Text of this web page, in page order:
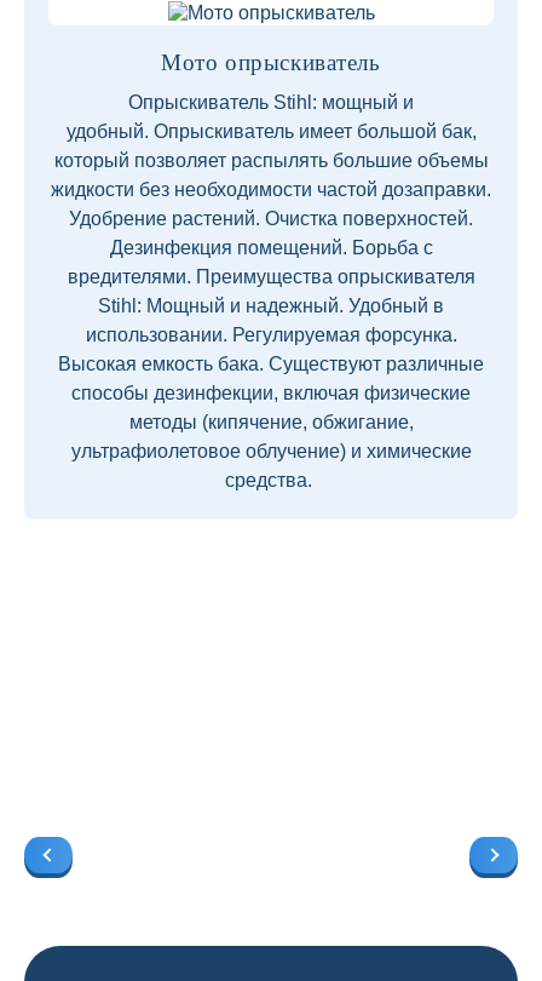
Мото опрыскиватель
Опрыскиватель Stihl: мощный и
удобный. Опрыскиватель имеет большой бак,
который позволяет распылять большие объемы
жидкости без необходимости частой дозаправки.
Удобрение растений. Очистка поверхностей.
Дезинфекция помещений. Борьба с
вредителями. Преимущества опрыскивателя
Stihl: Мощный и надежный. Удобный в
использовании. Регулируемая форсунка.
Высокая емкость бака. Существуют различные
способы дезинфекции, включая физические
методы (кипячение, обжигание,
ультрафиолетовое облучение) и химические
средства.